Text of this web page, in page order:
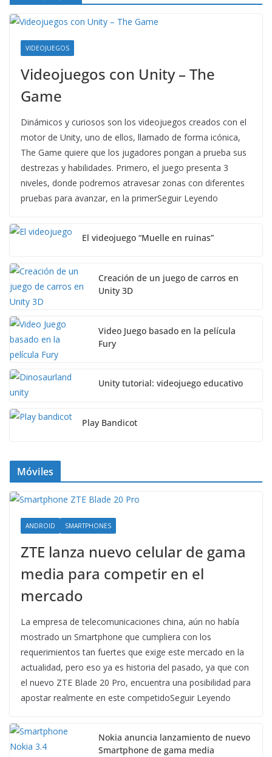
VIDEOJUEGOS
Videojuegos con Unity – The
Game
Dinámicos y curiosos son los videojuegos creados con el
motor de Unity, uno de ellos, llamado de forma icónica,
The Game quiere que los jugadores pongan a prueba sus
destrezas y habilidades. Primero, el juego presenta 3
niveles, donde podremos atravesar zonas con diferentes
pruebas para avanzar, en la primerSeguir Leyendo
El videojuego “Muelle en ruinas”
Creación de un juego de carros en
Unity 3D
Video Juego basado en la película
Fury
Unity tutorial: videojuego educativo
Play Bandicot
Móviles
ANDROID SMARTPHONES
ZTE lanza nuevo celular de gama
media para competir en el
mercado
La empresa de telecomunicaciones china, aún no había
mostrado un Smartphone que cumpliera con los
requerimientos tan fuertes que exige este mercado en la
actualidad, pero eso ya es historia del pasado, ya que con
el nuevo ZTE Blade 20 Pro, encuentra una posibilidad para
apostar realmente en este competidoSeguir Leyendo
Nokia anuncia lanzamiento de nuevo
Smartphone de gama media